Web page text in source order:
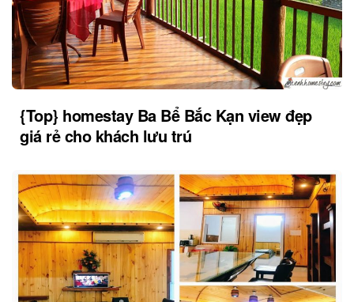
{Top} homestay Ba Bể Bắc Kạn view đẹp
giá rẻ cho khách lưu trú